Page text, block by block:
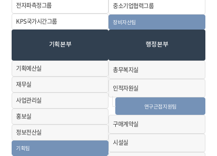
전자파측정그룹
KPS국가시간그룹
중소기업협력그룹
장비자산팀
기획본부
기획예산실
재무실
사업관리실
홍보실
정보전산실
기획팀
행정본부
총무복지실
인적자원실
연구근접지원팀
구매계약실
시설실